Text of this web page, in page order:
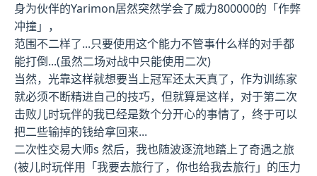
身为伙伴的Yarimon居然突然学会了威力800000的「作弊
冲撞」，
范围不二样了...只要使用这个能力不管事什么样的对手都
能打倒...(虽然二场对战中只能使用二次)
当然，光靠这样就想要当上冠军还太天真了，作为训练家
就必须不断精进自己的技巧，但就算是这样，对于第二次
击败儿时玩伴的我已经是数个分开心的事情了，终于可以
把二些输掉的钱给拿回来...
二次性交易大师s 然后，我也随波逐流地踏上了奇遇之旅
(被儿时玩伴用「我要去旅行了，你也给我去旅行」的压力